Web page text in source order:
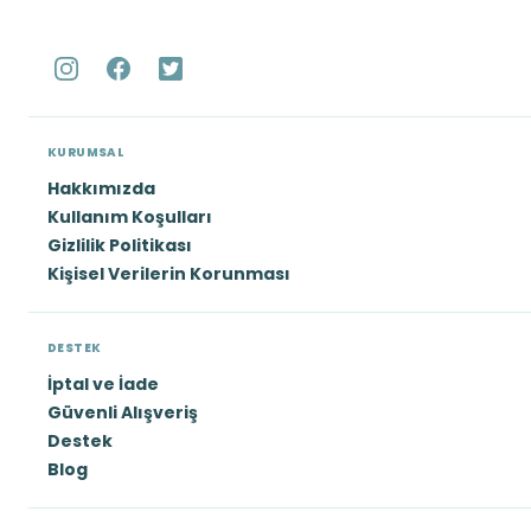
KURUMSAL
Hakkımızda
Kullanım Koşulları
Gizlilik Politikası
Kişisel Verilerin Korunması
DESTEK
İptal ve İade
Güvenli Alışveriş
Destek
Blog